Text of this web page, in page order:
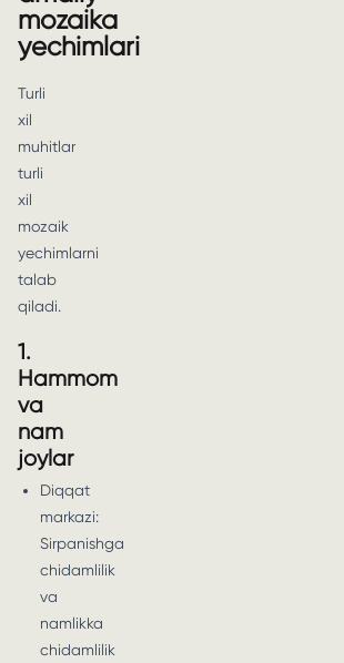
mozaika
yechimlari
Turli
xil
muhitlar
turli
xil
mozaik
yechimlarni
talab
qiladi.
1.
Hammom
va
nam
joylar
Diqqat
markazi:
Sirpanishga
chidamlilik
va
namlikka
chidamlilik